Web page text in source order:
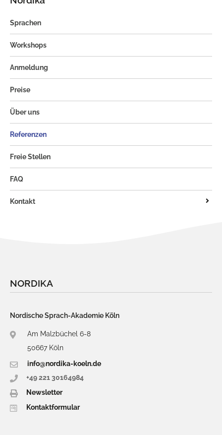
NORDIKA
Nordische Sprach-Akademie Köln
Am Malzbüchel 6-8
50667 Köln
info@nordika-koeln.de
+49 221 30164984
Newsletter
Kontaktformular
Sprachen
Workshops
Anmeldung
Preise
Über uns
Referenzen
Freie Stellen
FAQ
Kontakt